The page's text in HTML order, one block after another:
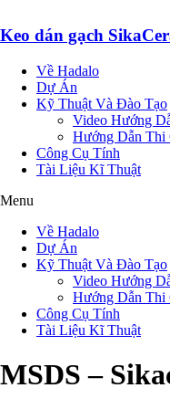
Keo dán gạch
Về Hadalo
Dự Án
Kỹ Thuật Và Đào Tạo
Video Hướng
Hướng Dẫn Thi
Công Cụ Tính
Tài Liệu Kĩ Thuật
Menu
Về Hadalo
Dự Án
Kỹ Thuật Và Đào Tạo
Video Hướng
Hướng Dẫn Thi
Công Cụ Tính
Tài Liệu Kĩ Thuật
MSDS –